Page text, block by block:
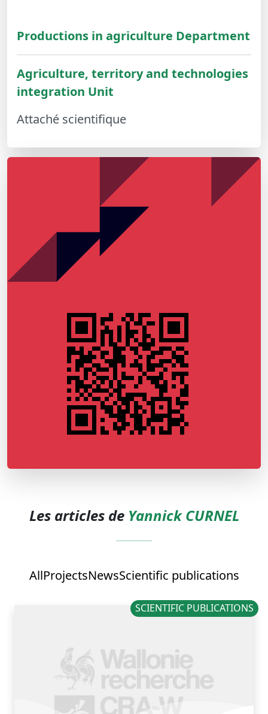
Productions in agriculture Department
Agriculture, territory and technologies
integration Unit
Attaché scientifique
Les articles de Yannick CURNEL
AllProjectsNewsScientific publications
SCIENTIFIC PUBLICATIONS